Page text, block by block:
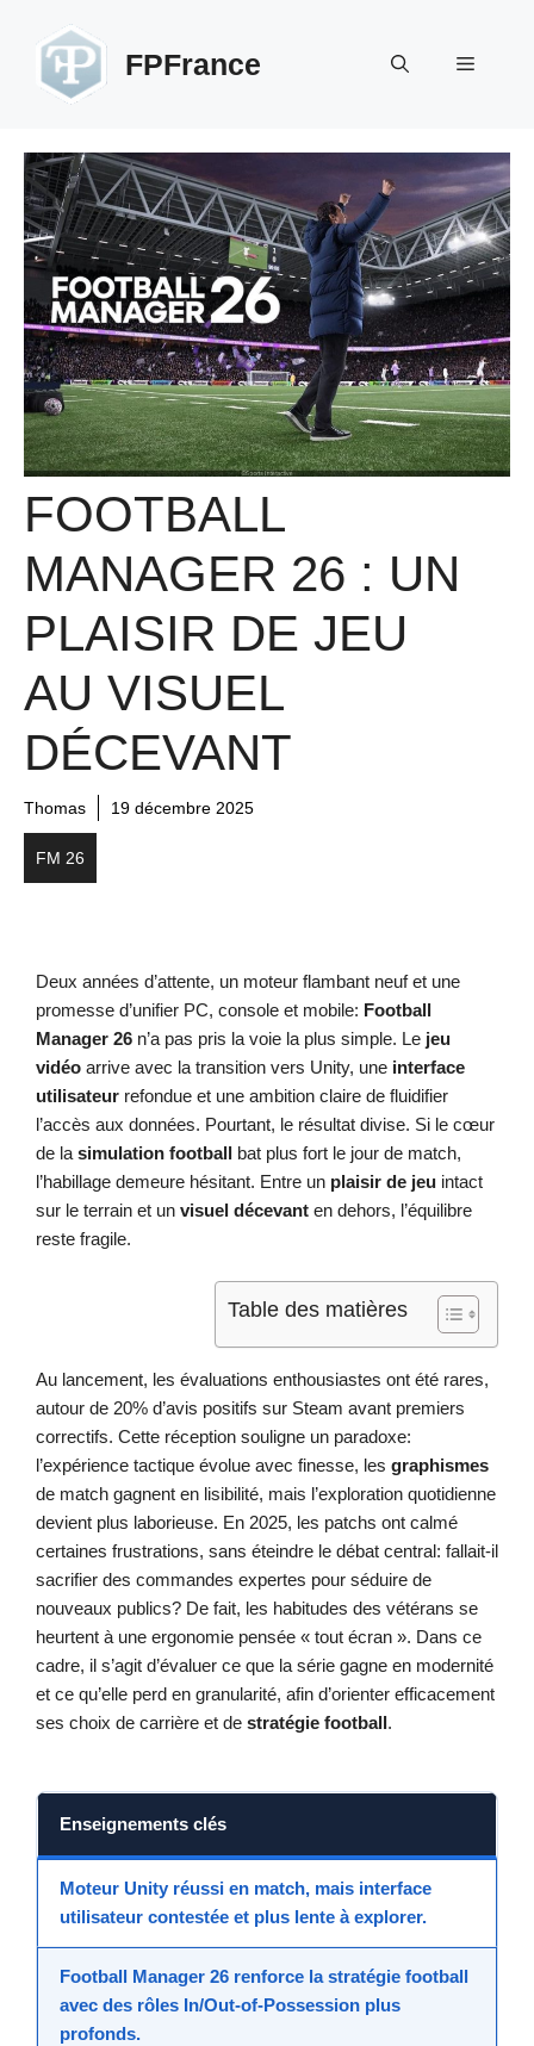
contenu
FPFrance Menu
FOOTBALL
MANAGER 26 : UN
PLAISIR DE JEU
AU VISUEL
DÉCEVANT
Thomas 19 décembre 2025
FM 26
Deux années d’attente, un moteur flambant neuf et une
promesse d’unifier PC, console et mobile: Football
Manager 26 n’a pas pris la voie la plus simple. Le jeu
vidéo arrive avec la transition vers Unity, une interface
utilisateur refondue et une ambition claire de fluidifier
l’accès aux données. Pourtant, le résultat divise. Si le cœur
de la simulation football bat plus fort le jour de match,
l’habillage demeure hésitant. Entre un plaisir de jeu intact
sur le terrain et un visuel décevant en dehors, l’équilibre
reste fragile.
Table des matières
Au lancement, les évaluations enthousiastes ont été rares,
autour de 20% d’avis positifs sur Steam avant premiers
correctifs. Cette réception souligne un paradoxe:
l’expérience tactique évolue avec finesse, les graphismes
de match gagnent en lisibilité, mais l’exploration quotidienne
devient plus laborieuse. En 2025, les patchs ont calmé
certaines frustrations, sans éteindre le débat central: fallait-il
sacrifier des commandes expertes pour séduire de
nouveaux publics? De fait, les habitudes des vétérans se
heurtent à une ergonomie pensée « tout écran ». Dans ce
cadre, il s’agit d’évaluer ce que la série gagne en modernité
et ce qu’elle perd en granularité, afin d’orienter efficacement
ses choix de carrière et de stratégie football.
Enseignements clés
Moteur Unity réussi en match, mais interface
utilisateur contestée et plus lente à explorer.
Football Manager 26 renforce lastratégie football
avec des rôles In/Out-of-Possession plus
profonds.